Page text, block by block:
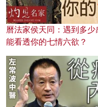
曆法家侯天同：遇到多
能看透你的七情六欲？